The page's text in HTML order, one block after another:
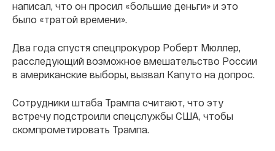
написал, что он просил «большие деньги» и это
было «тратой времени».
Два года спустя спецпрокурор Роберт Мюллер,
расследующий возможное вмешательство России
в американские выборы, вызвал Капуто на допрос.
Сотрудники штаба Трампа считают, что эту
встречу подстроили спецслужбы США, чтобы
скомпрометировать Трампа.